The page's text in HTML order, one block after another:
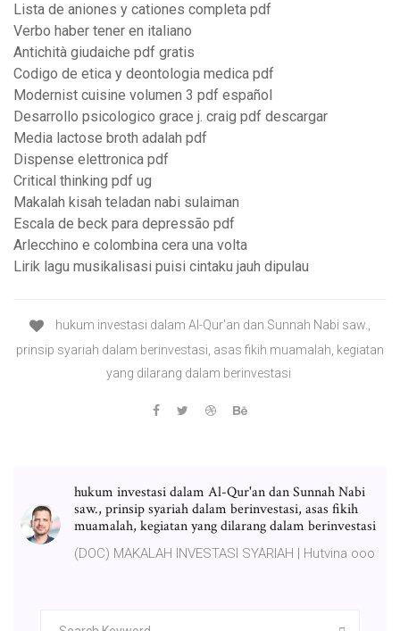
Lista de aniones y cationes completa pdf
Verbo haber tener en italiano
Antichità giudaiche pdf gratis
Codigo de etica y deontologia medica pdf
Modernist cuisine volumen 3 pdf español
Desarrollo psicologico grace j. craig pdf descargar
Media lactose broth adalah pdf
Dispense elettronica pdf
Critical thinking pdf ug
Makalah kisah teladan nabi sulaiman
Escala de beck para depressão pdf
Arlecchino e colombina cera una volta
Lirik lagu musikalisasi puisi cintaku jauh dipulau
hukum investasi dalam Al-Qur'an dan Sunnah Nabi saw.,
prinsip syariah dalam berinvestasi, asas fikih muamalah, kegiatan
yang dilarang dalam berinvestasi
hukum investasi dalam Al-Qur'an dan Sunnah Nabi
saw., prinsip syariah dalam berinvestasi, asas fikih
muamalah, kegiatan yang dilarang dalam berinvestasi
(DOC) MAKALAH INVESTASI SYARIAH | Hutvina ooo